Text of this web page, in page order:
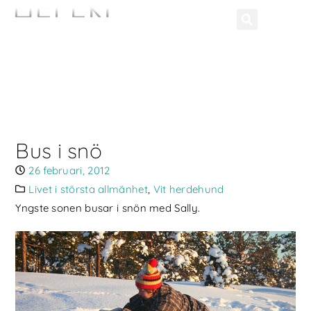
Bus i snö
26 februari, 2012
Livet i största allmänhet, Vit herdehund
Yngste sonen busar i snön med Sally.